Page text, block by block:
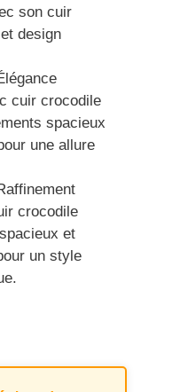
son cuir
design
cuir crocodile
spacieux
une allure
crocodile
et
un style